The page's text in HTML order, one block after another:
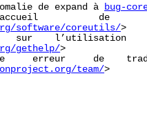
de expand à
bug-
de
software/coreutils/>
sur    l’utilisation
gethelp/>
erreur     de
team/>